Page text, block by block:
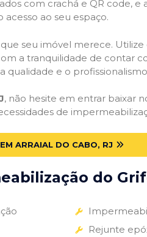
com crachá e QR code, e
ao seu espaço.
seu imóvel merece.
a tranquilidade de contar
qualidade e o
, não hesite em entrar baixar
de
ARRAIAL DO CABO, RJ
do
Rejunte